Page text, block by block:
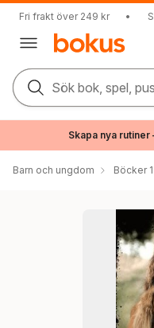
Fri frakt över 249 kr •
Sök bok, spel,
Skapa nya
Barn och ungdom Böcker